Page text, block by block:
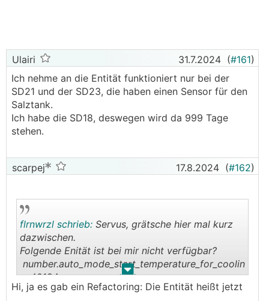
Vielleicht kennt jemand die Entitäten um diese Werte
zu verändern.
Vielen Dank im Voraus.
LG
Ulairi 31.7.2024 (#161)
Ich nehme an die Entität funktioniert nur bei der
SD21 und der SD23, die haben einen Sensor für den
Salztank.
Ich habe die SD18, deswegen wird da 999 Tage
stehen.
scarpej 17.8.2024 (#162)
. .
flrnwrzl schrieb: Servus, grätsche hier mal kurz
dazwischen.
Folgende Enität ist bei mir nicht verfügbar?
number.auto_mode_start_temperature_for_coolin
g_40184
Hi, ja es gab ein Refactoring: Die Entität heißt jetzt